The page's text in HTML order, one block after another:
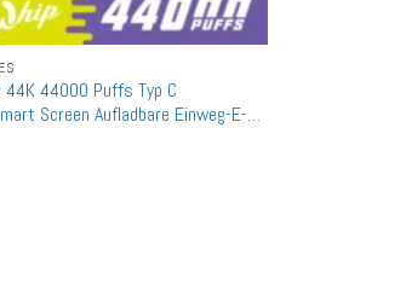
44K 44000 Puffs Typ C
Screen Aufladbare Einweg-E-
Mengenrabatt